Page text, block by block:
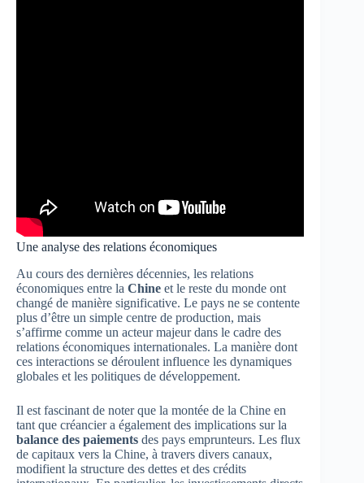
Une analyse des relations économiques
Au cours des dernières décennies, les relations
économiques entre la Chine et le reste du monde ont
changé de manière significative. Le pays ne se contente
plus d’être un simple centre de production, mais
s’affirme comme un acteur majeur dans le cadre des
relations économiques internationales. La manière dont
ces interactions se déroulent influence les dynamiques
globales et les politiques de développement.
Il est fascinant de noter que la montée de la Chine en
tant que créancier a également des implications sur la
balance des paiements des pays emprunteurs. Les flux
de capitaux vers la Chine, à travers divers canaux,
modifient la structure des dettes et des crédits